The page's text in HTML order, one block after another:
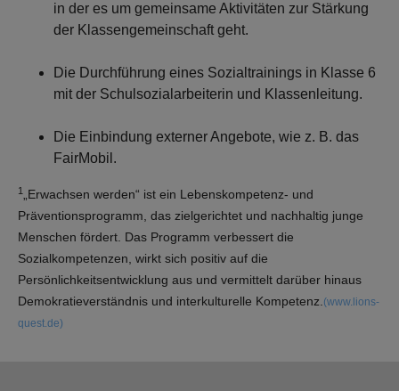
in der es um gemeinsame Aktivitäten zur Stärkung
der Klassengemeinschaft geht.
Die Durchführung eines Sozialtrainings in Klasse 6
mit der Schulsozialarbeiterin und Klassenleitung.
Die Einbindung externer Angebote, wie z. B. das
FairMobil.
1
„Erwachsen werden“ ist ein Lebenskompetenz- und
Präventionsprogramm, das zielgerichtet und nachhaltig junge
Menschen fördert. Das Programm verbessert die
Sozialkompetenzen, wirkt sich positiv auf die
Persönlichkeitsentwicklung aus und vermittelt darüber hinaus
Demokratieverständnis und interkulturelle Kompetenz. (www.lions-
quest.de)